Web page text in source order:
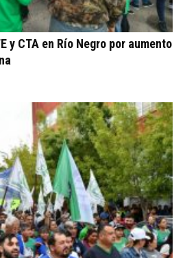
y CTA en Río Negro por aumento